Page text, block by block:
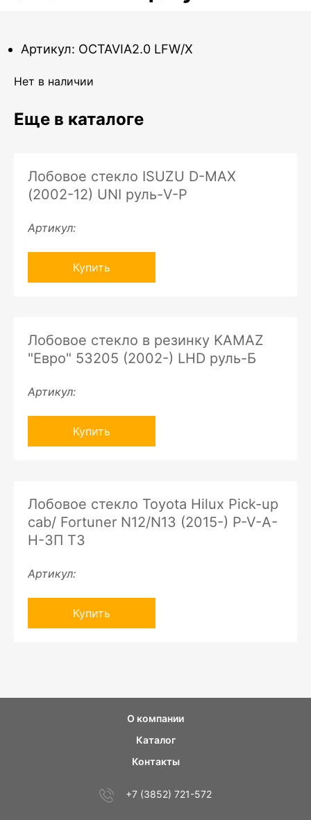
Артикул: OCTAVIA2.0 LFW/X
Нет в наличии
Еще в каталоге
Лобовое стекло ISUZU D-MAX
(2002-12) UNI руль-V-P
Артикул:
Купить
Лобовое стекло в резинку KAMAZ
"Евро" 53205 (2002-) LHD руль-Б
Артикул:
Купить
Лобовое стекло Toyota Hilux Pick-up
cab/ Fortuner N12/N13 (2015-) P-V-A-
H-ЗП ТЗ
Артикул:
Купить
О компании
Каталог
Контакты
+7 (3852) 721-572